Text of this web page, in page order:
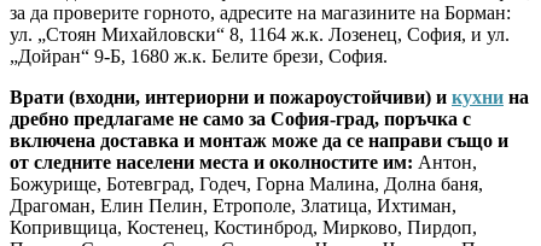
за да проверите горното, адресите на магазините на Борман:
ул. „Стоян Михайловски“ 8, 1164 ж.к. Лозенец, София, и ул.
„Дойран“ 9-Б, 1680 ж.к. Белите брези, София.
Врати (входни, интериорни и пожароустойчиви) и кухни на
дребно предлагаме не само за София-град, поръчка с
включена доставка и монтаж може да се направи също и
от следните населени места и околностите им: Антон,
Божурище, Ботевград, Годеч, Горна Малина, Долна баня,
Драгоман, Елин Пелин, Етрополе, Златица, Ихтиман,
Копривщица, Костенец, Костинброд, Мирково, Пирдоп,